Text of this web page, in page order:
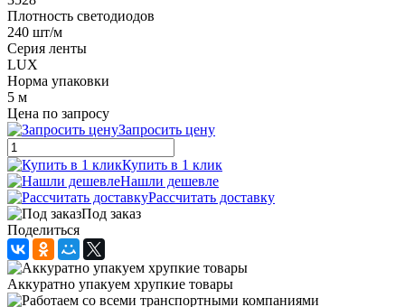
Плотность светодиодов
240 шт/м
Серия ленты
LUX
Норма упаковки
5 м
Цена по запросу
Запросить цену
Купить в 1 клик
Нашли дешевле
Рассчитать доставку
Под заказ
Поделиться
Аккуратно упакуем хрупкие товары